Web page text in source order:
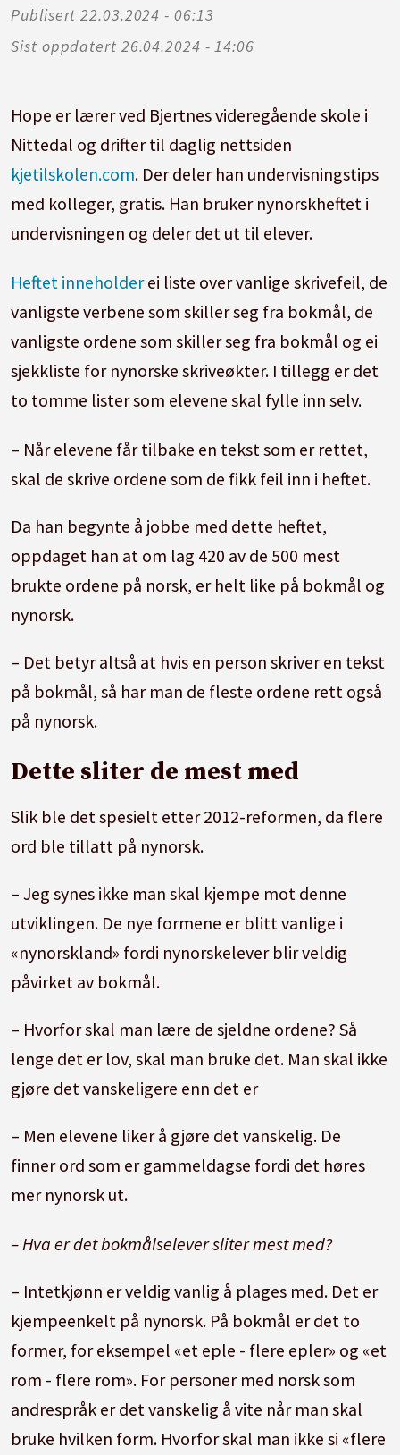
Publisert
22.03.2024 - 06:13
Sist oppdatert
26.04.2024 - 14:06
Hope er lærer ved Bjertnes videregående skole i
Nittedal og drifter til daglig nettsiden
kjetilskolen.com. Der deler han undervisningstips
med kolleger, gratis. Han bruker nynorskheftet i
undervisningen og deler det ut til elever.
Heftet inneholderei liste over vanlige skrivefeil, de
vanligste verbene som skiller seg fra bokmål, de
vanligste ordene som skiller seg fra bokmål og ei
sjekkliste for nynorske skriveøkter. I tillegg er det
to tomme lister som elevene skal fylle inn selv.
– Når elevene får tilbake en tekst som er rettet,
skal de skrive ordene som de fikk feil inn i heftet.
Da han begynte å jobbe med dette heftet,
oppdaget han at om lag 420 av de 500 mest
brukte ordene på norsk, er helt like på bokmål og
nynorsk.
– Det betyr altså at hvis en person skriver en tekst
på bokmål, så har man de fleste ordene rett også
på nynorsk.
Dette sliter de mest med
Slik ble det spesielt etter 2012-reformen, da flere
ord ble tillatt på nynorsk.
– Jeg synes ikke man skal kjempe mot denne
utviklingen. De nye formene er blitt vanlige i
«nynorskland» fordi nynorskelever blir veldig
påvirket av bokmål.
– Hvorfor skal man lære de sjeldne ordene? Så
lenge det er lov, skal man bruke det. Man skal ikke
gjøre det vanskeligere enn det er
– Men elevene liker å gjøre det vanskelig. De
finner ord som er gammeldagse fordi det høres
mer nynorsk ut.
– Hva er det bokmålselever sliter mest med?
– Intetkjønn er veldig vanlig å plages med. Det er
kjempeenkelt på nynorsk. På bokmål er det to
former, for eksempel «et eple - flere epler» og «et
rom - flere rom». For personer med norsk som
andrespråk er det vanskelig å vite når man skal
bruke hvilken form. Hvorfor skal man ikke si «flere